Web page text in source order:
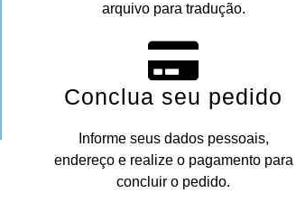
arquivo para tradução.
Conclua seu pedido
Informe seus dados pessoais,
endereço e realize o pagamento para
concluir o pedido.